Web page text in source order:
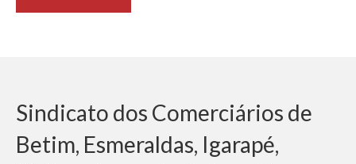
Sindicato dos Comerciários de
Betim, Esmeraldas, Igarapé,